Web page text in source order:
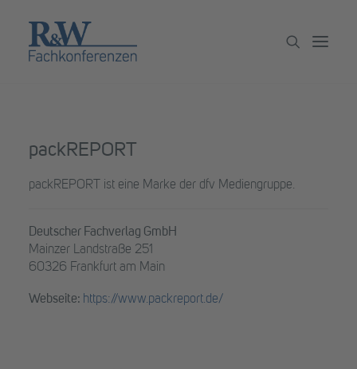
Newsletter
packREPORT
packREPORT ist eine Marke der dfv Mediengruppe.
Deutscher Fachverlag GmbH
Mainzer Landstraße 251
60326 Frankfurt am Main
Webseite: https://www.packreport.de/